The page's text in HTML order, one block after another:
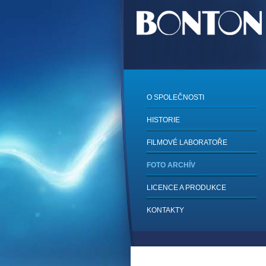
O SPOLEČNOSTI
HISTORIE
FILMOVÉ LABORATOŘE
FOTO ARCHÍV
LICENCE A PRODUKCE
KONTAKTY